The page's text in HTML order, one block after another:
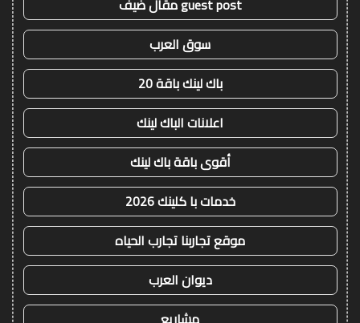
guest post مقال ضيف
سوق العرب
باك لينك باقة 20
اعلانات الباك لينك
أقوى باقة باك لينك
خدمات با كلينك 2026
موقع تجاربنا تجارب الحياه
ديوان العرب